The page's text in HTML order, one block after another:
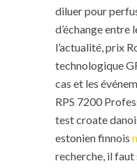
diluer pour
d’échange entre
l’actualité, prix
technologique
cas et les
RPS 7200
test croate
estonien finnois
recherche, il